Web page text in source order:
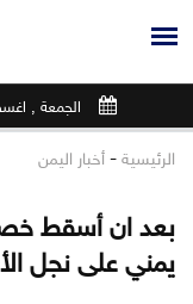
الجمعة , اغسطس
الرئيسية - أخبار اليمن
بعد ان أسقط
يمني على نجل